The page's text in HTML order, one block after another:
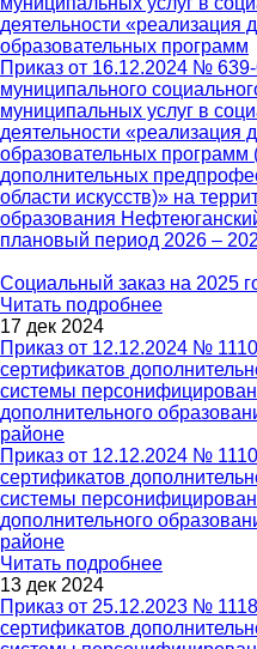
деятельности «реализация
образовательных программ
Приказ от 16.12.2024 №
муниципального
муниципальных услуг в
деятельности «реализация
образовательных программ
дополнительных
области искусств)» на
образования
плановый период 2026 –
Социальный заказ на 2025
Читать подробнее
17 дек 2024
Приказ от 12.12.2024 №
сертификатов
системы
дополнительного
районе
Приказ от 12.12.2024 №
сертификатов
системы
дополнительного
районе
Читать подробнее
13 дек 2024
Приказ от 25.12.2023 №
сертификатов